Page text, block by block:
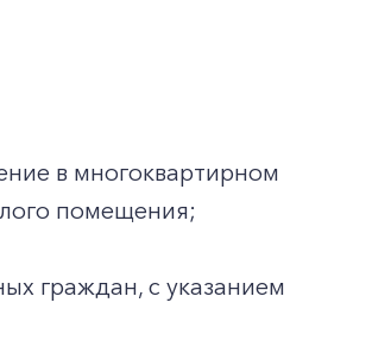
в многоквартирном
помещения;
граждан, с указанием